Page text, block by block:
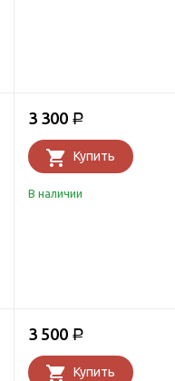
3 300 Р
Купить
В наличии
3 500 Р
Купить